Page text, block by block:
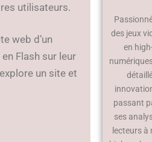
utilisateurs.
web d’un
Flash sur leur
un site et
des jeux
en
passant
ses
lecteurs à